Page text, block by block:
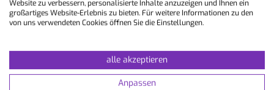
ruhigen Umfeld festigen und gleichzeitig
eine Destination erleben, die sich deutlich
Website zu verbessern, personalisierte Inhalte anzuzeigen und Ihnen ein
großartiges Website-Erlebnis zu bieten. Für weitere Informationen zu den
von uns verwendeten Cookies öffnen Sie die Einstellungen.
alle akzeptieren
Anpassen